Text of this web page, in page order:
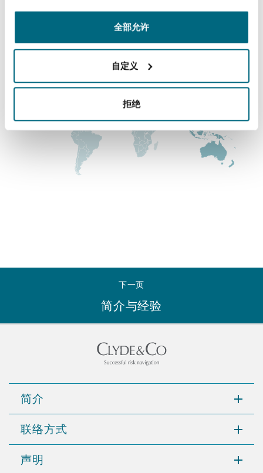
全部允许
自定义
拒绝
Satellite & Space
Marine
Political Risk & Trade Credit
Specialty
尼
泽西
兹
下一页
简介与经验
简介
联络方式
声明